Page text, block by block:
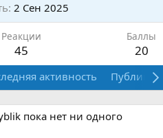
2 Сен 2025
Реакции
45
Баллы
20
активность
пока нет ни одного